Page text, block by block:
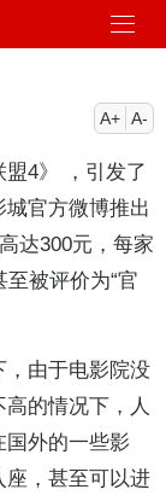
A+ A-
4》 ，引发了
官方微博推出
达300元，每家
被评价为“官
，由于电影院没
的情况下，人
外的一些影
座，甚至可以进